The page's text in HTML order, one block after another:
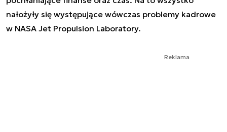
nałożyły się występujące wówczas problemy kadrowe
w NASA Jet Propulsion Laboratory.
Reklama